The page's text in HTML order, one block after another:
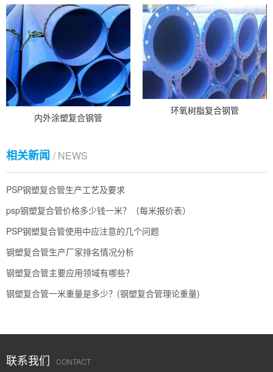
内外涂塑复合钢管
环氧树脂复合钢管
相关新闻 / NEWS
PSP钢塑复合管生产工艺及要求
psp钢塑复合管价格多少钱一米？（每米报价表）
PSP钢塑复合管使用中应注意的几个问题
钢塑复合管生产厂家排名情况分析
钢塑复合管主要应用领域有哪些？
钢塑复合管一米重量是多少？(钢塑复合管理论重量)
联系我们 CONTACT